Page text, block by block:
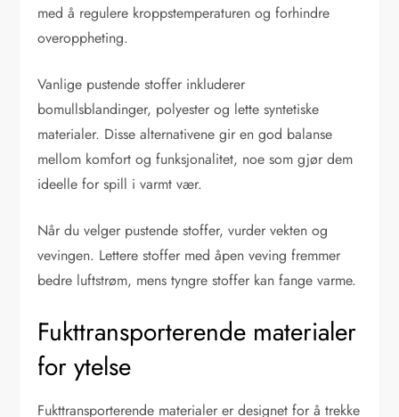
med å regulere kroppstemperaturen og forhindre
overoppheting.
Vanlige pustende stoffer inkluderer
bomullsblandinger, polyester og lette syntetiske
materialer. Disse alternativene gir en god balanse
mellom komfort og funksjonalitet, noe som gjør dem
ideelle for spill i varmt vær.
Når du velger pustende stoffer, vurder vekten og
vevingen. Lettere stoffer med åpen veving fremmer
bedre luftstrøm, mens tyngre stoffer kan fange varme.
Fukttransporterende materialer
for ytelse
Fukttransporterende materialer er designet for å trekke